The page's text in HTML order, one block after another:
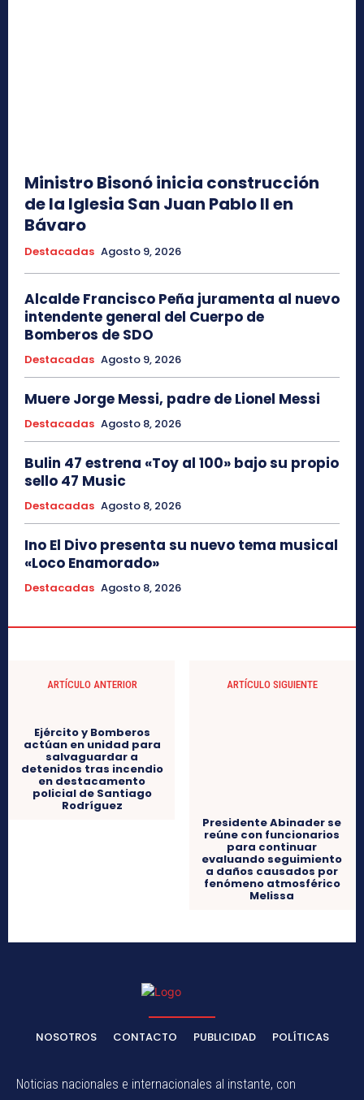
Ministro Bisonó inicia construcción
de la Iglesia San Juan Pablo II en
Bávaro
Destacadas Agosto 9, 2026
Alcalde Francisco Peña juramenta al nuevo
intendente general del Cuerpo de
Bomberos de SDO
Destacadas Agosto 9, 2026
Muere Jorge Messi, padre de Lionel Messi
Destacadas Agosto 8, 2026
Bulin 47 estrena «Toy al 100» bajo su propio
sello 47 Music
Destacadas Agosto 8, 2026
Ino El Divo presenta su nuevo tema musical
«Loco Enamorado»
Destacadas Agosto 8, 2026
ARTÍCULO ANTERIOR
Ejército y Bomberos
ARTÍCULO SIGUIENTE
reúne con funcionarios
para continuar
evaluando seguimiento
a daños causados por
fenómeno atmosférico
Melissa
CONTACTO PUBLICIDAD
información veraz, oportuna y actualizada para que siempre